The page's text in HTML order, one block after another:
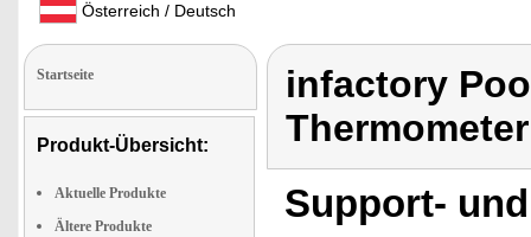
Österreich / Deutsch
Startseite
Produkt-Übersicht:
Aktuelle Produkte
Ältere Produkte
infactory
Support-